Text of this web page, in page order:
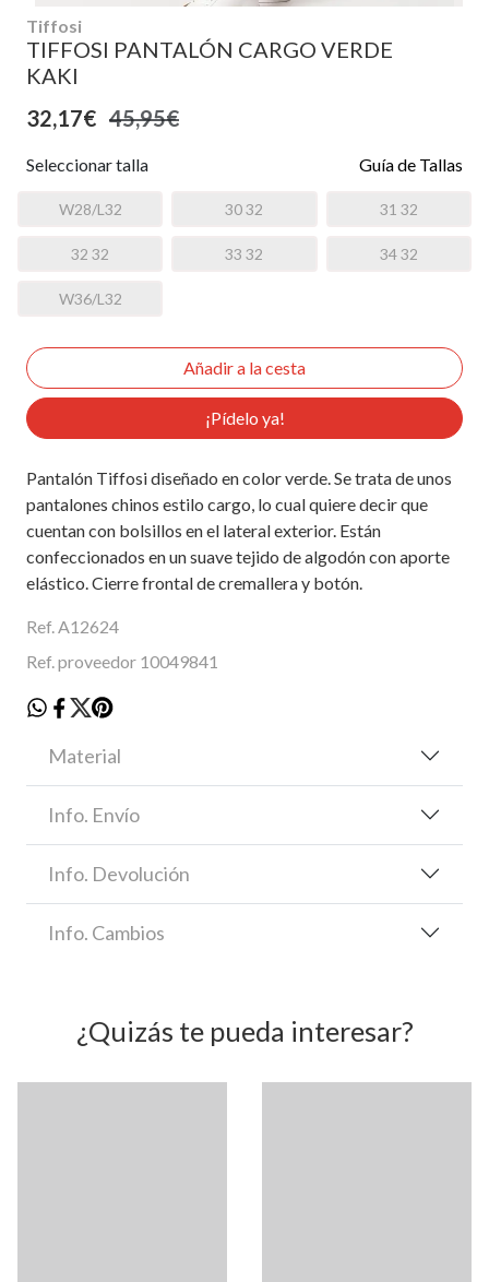
Tiffosi
TIFFOSI PANTALÓN CARGO VERDE
KAKI
32,17€ 45,95€
Seleccionar talla Guía de Tallas
W28/L32 30 32 31 32
32 32 33 32 34 32
W36/L32
¡Pídelo ya!
Pantalón Tiffosi diseñado en color verde. Se trata de unos
pantalones chinos estilo cargo, lo cual quiere decir que
cuentan con bolsillos en el lateral exterior. Están
confeccionados en un suave tejido de algodón con aporte
elástico. Cierre frontal de cremallera y botón.
Ref. A12624
Ref. proveedor 10049841
Material
Info. Envío
Info. Devolución
Info. Cambios
¿Quizás te pueda interesar?